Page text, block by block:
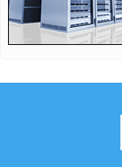
10:31:U Srbiji
pe...
Oko